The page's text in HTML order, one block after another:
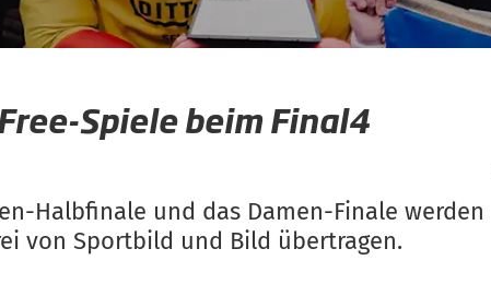
Spiele beim Final4
Halbfinale und das Damen-Finale werden
von Sportbild und Bild übertragen.